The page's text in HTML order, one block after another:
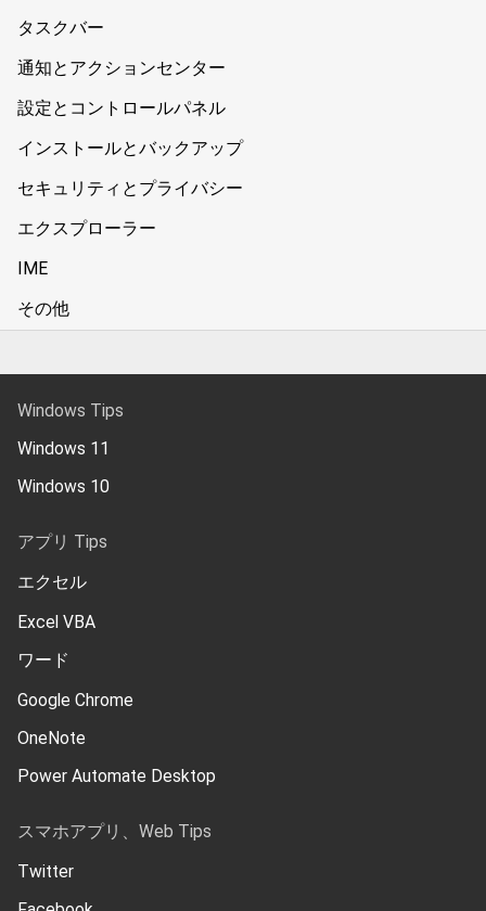
タスクバー
通知とアクションセンター
設定とコントロールパネル
インストールとバックアップ
セキュリティとプライバシー
エクスプローラー
IME
その他
Windows Tips
Windows 11
Windows 10
アプリ Tips
エクセル
Excel VBA
ワード
Google Chrome
OneNote
Power Automate Desktop
スマホアプリ、Web Tips
Twitter